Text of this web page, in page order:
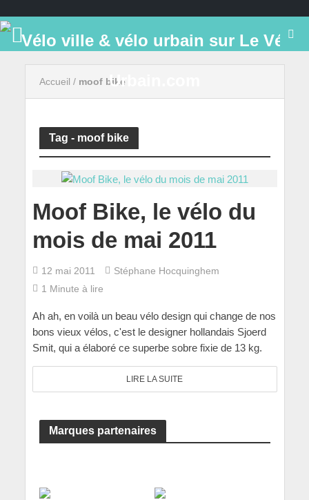
Accueil / moof bike
Tag - moof bike
Moof Bike, le vélo du
mois de mai 2011
12 mai 2011
Stéphane Hocquinghem
1 Minute à lire
Ah ah, en voilà un beau vélo design qui change de nos
bons vieux vélos, c'est le designer hollandais Sjoerd
Smit, qui a élaboré ce superbe sobre fixie de 13 kg.
LIRE LA SUITE
Marques partenaires